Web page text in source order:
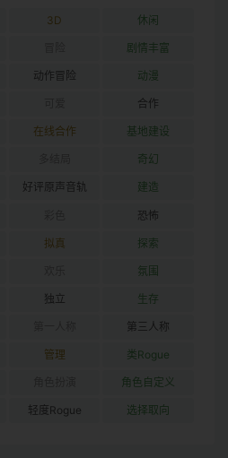
3D 休闲
剧情丰富
动作冒险 动漫
合作
在线合作 基地建设
奇幻
好评原声音轨 建造
恐怖
拟真 探索
氛围
独立 生存
第三人称
管理 类Rogue
角色自定义
轻度Rogue 选择取向